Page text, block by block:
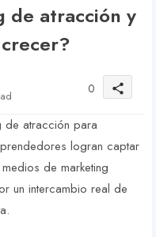
de atracción y
0 share
de atracción para
logran captar
de marketing
un intercambio real de